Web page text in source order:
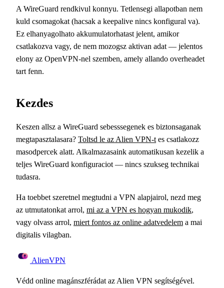
A WireGuard rendkivul konnyu. Tetlensegi allapotban nem
kuld csomagokat (hacsak a keepalive nincs konfigural va).
Ez elhanyagolhato akkumulatorhatast jelent, amikor
csatlakozva vagy, de nem mozogsz aktivan adat — jelentos
elony az OpenVPN-nel szemben, amely allando overheadet
tart fenn.
Kezdes
Keszen allsz a WireGuard sebesssegenek es biztonsaganak
megtapasztalasara? Toltsd le az Alien VPN-t es csatlakozz
masodpercek alatt. Alkalmazasaink automatikusan kezelik a
teljes WireGuard konfiguraciot — nincs szukseg technikai
tudasra.
Ha toebbet szeretnel megtudni a VPN alapjairol, nezd meg
az utmutatonkat arrol, mi az a VPN es hogyan mukodik,
vagy olvass arrol, miert fontos az online adatvedelem a mai
digitalis vilagban.
AlienVPN
Védd online magánszférádat az Alien VPN segítségével.